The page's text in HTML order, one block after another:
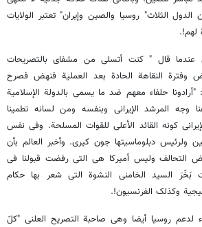
الثلاث" روسیا والصین وإیران" تعتبر الولایات
لهم!.
عندما قال " کنت أتسلى من مشفای بالتصریحات
وفترة النقاهة الحادة بعد العملیة فنهض فصرح
حلفاء معهم ضد ما یسمى بالدولة الإسلامیة
وجه المرشد الإیرانی وبنفسه ومن لسانه تطمینا
کونه القائد الأعلى للقوات المسلحة. وفی نفس
ولرئیس دبلوماسیتها جون کیری. وأخبر العالم بأن
التحالف ولیس أمیرکا هی التی رفضت قبولنا فی
السید الخامنی النشوة التی شعر بها حکام
وکذلک الفرنسیون!.
لدعم روسیا أیضا وهی صاحبة التصریح العلنی "کلّ